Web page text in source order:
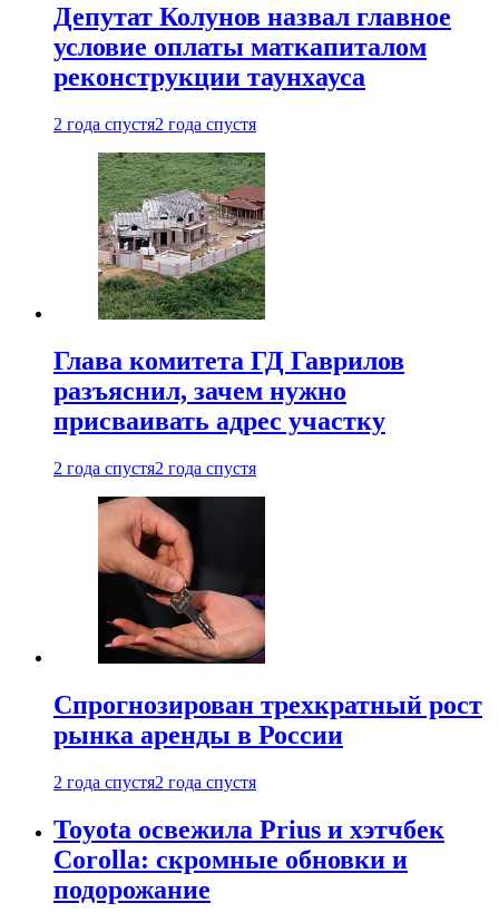
Депутат Колунов назвал главное
условие оплаты маткапиталом
реконструкции таунхауса
2 года спустя2 года спустя
Глава комитета ГД Гаврилов
разъяснил, зачем нужно
присваивать адрес участку
2 года спустя2 года спустя
Спрогнозирован трехкратный рост
рынка аренды в России
2 года спустя2 года спустя
Toyota освежила Prius и хэтчбек
Corolla: скромные обновки и
подорожание